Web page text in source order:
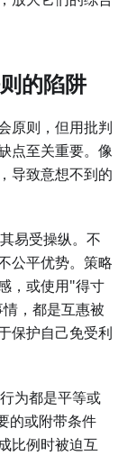
的陷阱
原则，但用批判
点至关重要。像
导致意想不到的
易受操纵。不
公平优势。策略
，或使用"得寸
，都是互惠被
保护自己免受利
为都是平等或
的或附带条件
比例时被迫互